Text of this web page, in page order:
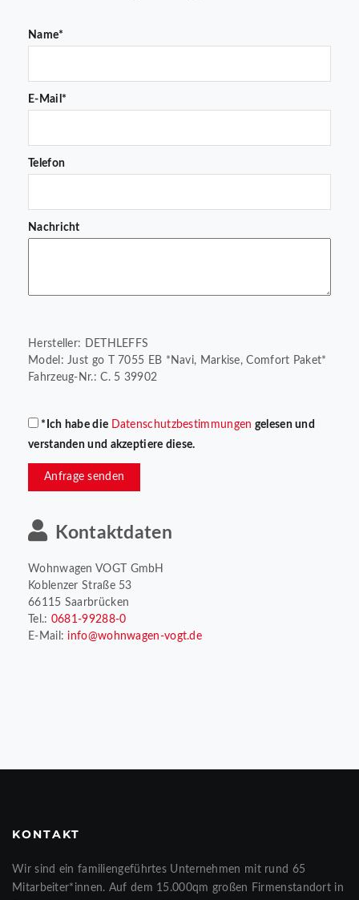
Name*
E-Mail*
Telefon
Nachricht
Hersteller: DETHLEFFS
Model: Just go T 7055 EB *Navi, Markise, Comfort Paket*
Fahrzeug-Nr.: C. 5 39902
*Ich habe die Datenschutzbestimmungen gelesen und
verstanden und akzeptiere diese.
Anfrage senden
Kontaktdaten
Wohnwagen VOGT GmbH
Koblenzer Straße 53
66115 Saarbrücken
Tel.: 0681-99288-0
E-Mail: info@wohnwagen-vogt.de
KONTAKT
Wir sind ein familiengeführtes Unternehmen mit rund 65
Mitarbeiter*innen. Auf dem 15.000qm großen Firmenstandort in